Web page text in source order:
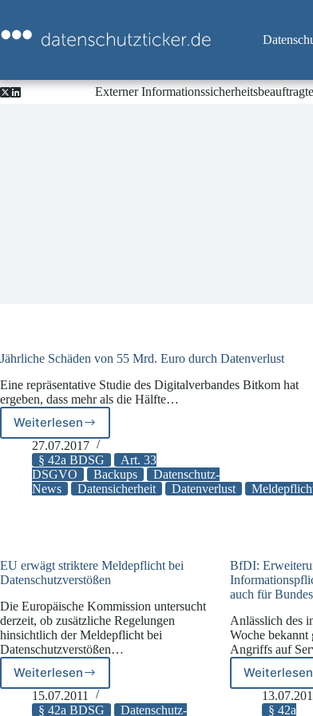
springen
Externer
Jährliche Schäden von 55 Mrd. Euro durch Datenverlust
Eine repräsentative Studie des Digitalverbandes Bitkom hat
ergeben, dass mehr als die Hälfte…
Weiterlesen
Jährliche
Schäden
von
55
Mrd.
27.07.2017
§ 42a BDSG
Art. 33
DSGVO
Backups
Datenschutz-
News
Datensicherheit Datenverlust
EU erwägt striktere Meldepflicht bei
Datenschutzverstößen
Die Europäische Kommission untersucht
derzeit, ob zusätzliche Regelungen
hinsichtlich der Meldepflicht bei
Datenschutzverstößen…
Weiterlesen
EU
erwägt
striktere
15.07.2011
§ 42a BDSG
Datenschutz-
BfDI:
auch für
Anlässlich des
Woche
Angriffs auf
Weiterlesen
BfDI:
der
§ 42a